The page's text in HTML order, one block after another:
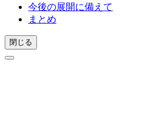
今後の展開に備えて
まとめ
閉じる